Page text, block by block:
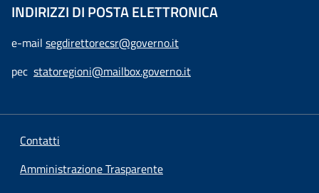
INDIRIZZI DI POSTA ELETTRONICA
e-mail segdirettorecsr@governo.it
pec statoregioni@mailbox.governo.it
Contatti
Amministrazione Trasparente